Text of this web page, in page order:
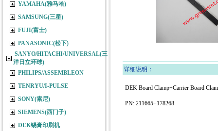
YAMAHA(雅马哈)
SAMSUNG(三星)
FUJI(富士)
PANASONIC(松下)
SANYO/HITACHI/UNIVERSAL(三
洋日立环球)
PHILIPS/ASSEMBLEON
TENRYU/I-PULSE
SONY(索尼)
SIEMENS(西门子)
DEK锡膏印刷机
详细说明：
DEK Board Clamp+Carrier Board
PN: 211665+178268